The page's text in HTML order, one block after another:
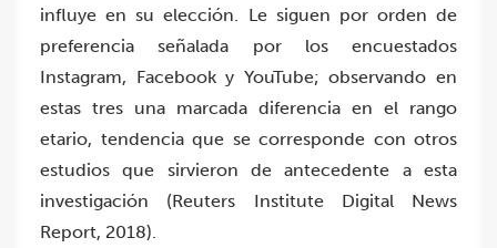
influye en su elección. Le siguen por orden de
preferencia señalada por los encuestados
Instagram, Facebook y YouTube; observando en
estas tres una marcada diferencia en el rango
etario, tendencia que se corresponde con otros
estudios que sirvieron de antecedente a esta
investigación (Reuters Institute Digital News
Report, 2018).